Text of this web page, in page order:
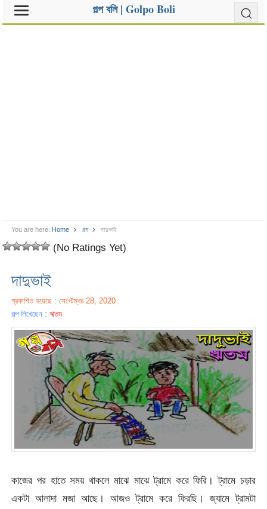
গল্প বলি | Golpo Boli
You are here: Home গল্প দাদুভাই
(No Ratings Yet)
দাদুভাই
প্রকাশিত হয়েছে : সেপ্টেম্বর 28, 2020
গল্প লিখেছেন :ঋতম
কাজের পর হাতে সময় থাকলে মাঝে মাঝে ট্রামে করে ফিরি। ট্রামে চড়ার
একটা আলাদা মজা আছে। আজও ট্রামে করে ফিরছি। জ্যামে ট্রামটা